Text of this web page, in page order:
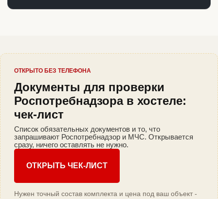
ОТКРЫТО БЕЗ ТЕЛЕФОНА
Документы для проверки
Роспотребнадзора в хостеле:
чек-лист
Список обязательных документов и то, что
запрашивают Роспотребнадзор и МЧС. Открывается
сразу, ничего оставлять не нужно.
ОТКРЫТЬ ЧЕК-ЛИСТ
Нужен точный состав комплекта и цена под ваш объект -